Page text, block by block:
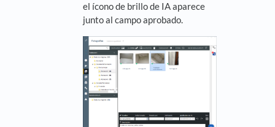
el ícono de brillo de IA aparece
junto al campo aprobado.